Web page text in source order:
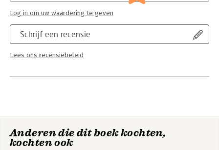
incredible growth and drastically improve their performance.
Schrijf een recensie
Lees ons recensiebeleid
Log in om uw waardering te geven
Anderen die dit boek kochten,
kochten ook